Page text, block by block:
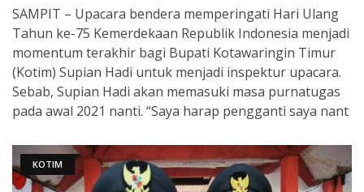
SAMPIT – Upacara bendera memperingati Hari Ulang
Tahun ke-75 Kemerdekaan Republik Indonesia menjadi
momentum terakhir bagi Bupati Kotawaringin Timur
(Kotim) Supian Hadi untuk menjadi inspektur upacara.
Sebab, Supian Hadi akan memasuki masa purnatugas
pada awal 2021 nanti. “Saya harap pengganti saya nant
KOTIM